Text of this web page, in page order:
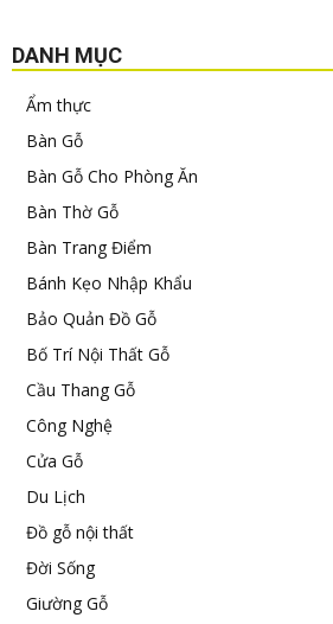
DANH MỤC
Ẩm thực
Bàn Gỗ
Bàn Gỗ Cho Phòng Ăn
Bàn Thờ Gỗ
Bàn Trang Điểm
Bánh Kẹo Nhập Khẩu
Bảo Quản Đồ Gỗ
Bố Trí Nội Thất Gỗ
Cầu Thang Gỗ
Công Nghệ
Cửa Gỗ
Du Lịch
Đồ gỗ nội thất
Đời Sống
Giường Gỗ